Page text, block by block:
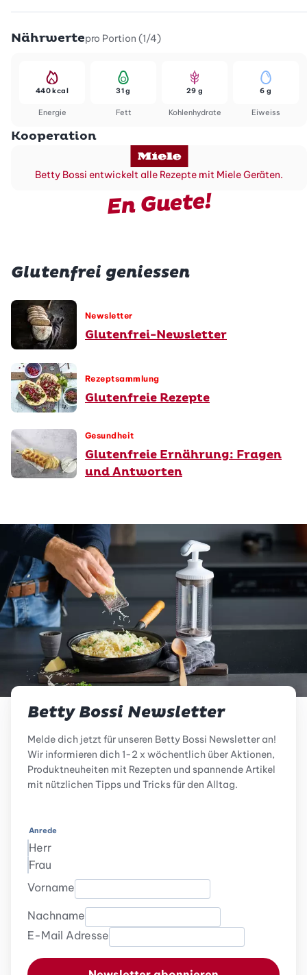
Nährwertepro Portion (1/4)
Energie
440 kcal
Fett
31 g
Kohlenhydrate
29 g
Eiweiss
6 g
Kooperation
Betty Bossi entwickelt alle Rezepte mit Miele Geräten.
En Guete!
Glutenfrei geniessen
Newsletter
Glutenfrei-Newsletter
Rezeptsammlung
Glutenfreie Rezepte
Gesundheit
Glutenfreie Ernährung: Fragen
und Antworten
Betty Bossi Newsletter
Melde dich jetzt für unseren Betty Bossi Newsletter an!
Wir informieren dich 1-2 x wöchentlich über Aktionen,
Produktneuheiten mit Rezepten und spannende Artikel
mit nützlichen Tipps und Tricks für den Alltag.
Anrede
Herr
Frau
Vorname
Nachname
E-Mail Adresse